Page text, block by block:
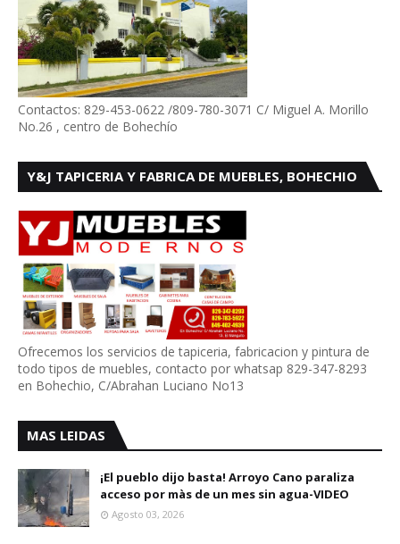
Contactos: 829-453-0622 /809-780-3071 C/ Miguel A. Morillo
No.26 , centro de Bohechío
Y&J TAPICERIA Y FABRICA DE MUEBLES, BOHECHIO
Ofrecemos los servicios de tapiceria, fabricacion y pintura de
todo tipos de muebles, contacto por whatsap 829-347-8293
en Bohechio, C/Abrahan Luciano No13
MAS LEIDAS
¡El pueblo dijo basta! Arroyo Cano paraliza
acceso por màs de un mes sin agua-VIDEO
Agosto 03, 2026